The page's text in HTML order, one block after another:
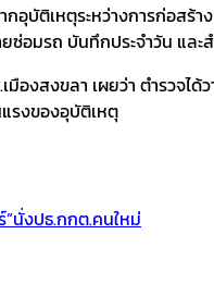
อุบัติเหตุระหว่างการก่อสร้
ซ่อมรถ บันทึกประจำวัน แล
องสงขลา เผยว่า ตำรวจ
รงของอุบัติเหตุ
นั่งปธ.กกต.คนใหม่